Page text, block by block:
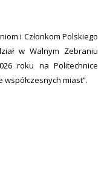
i Członkom Polskiego
w Walnym Zebraniu
roku na Politechnice
miast”.